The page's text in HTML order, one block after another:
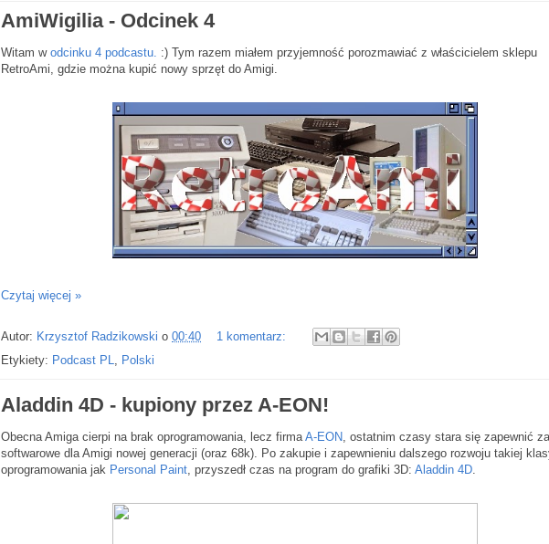
AmiWigilia - Odcinek 4
Witam w odcinku 4 podcastu. :) Tym razem miałem przyjemność porozmawiać z właścicielem sklepu
RetroAmi, gdzie można kupić nowy sprzęt do Amigi.
Czytaj więcej »
Autor: Krzysztof Radzikowski o 00:40
1 komentarz:
Etykiety: Podcast PL, Polski
Aladdin 4D - kupiony przez A-EON!
Obecna Amiga cierpi na brak oprogramowania, lecz firmaA-EON, ostatnim czasy stara się zapewnić
softwarowe dla Amigi nowej generacji (oraz 68k). Po zakupie i zapewnieniu dalszego rozwoju takiej
oprogramowania jak Personal Paint, przyszedł czas na program do grafiki 3D: Aladdin 4D.